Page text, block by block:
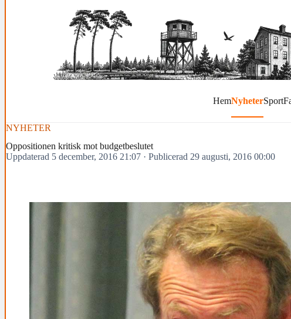
HemNyheterSport
NYHETER
Oppositionen kritisk mot budgetbeslutet
Uppdaterad 5 december, 2016 21:07 · Publicerad 29 augusti, 2016 00:00